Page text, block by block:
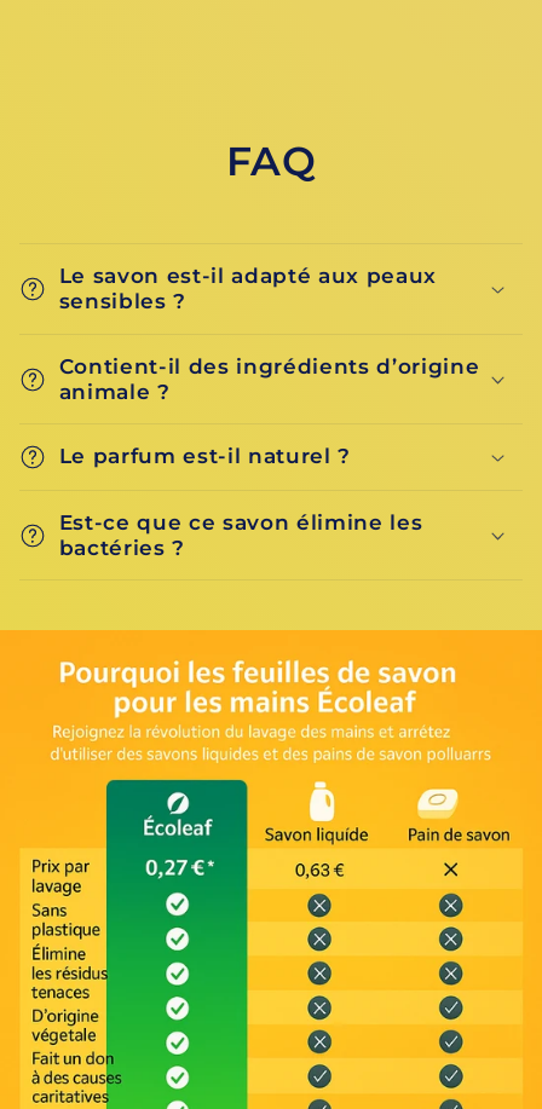
FAQ
Le savon est-il adapté aux peaux
sensibles ?
Contient-il des ingrédients d’origine
animale ?
Le parfum est-il naturel ?
Est-ce que ce savon élimine les
bactéries ?